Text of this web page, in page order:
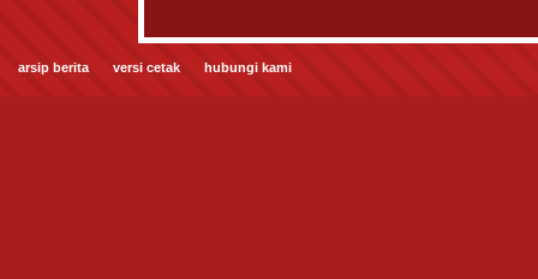
arsip berita versi cetak hubungi kami